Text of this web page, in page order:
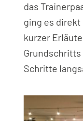
das
ging es direkt
kurzer
Schritte